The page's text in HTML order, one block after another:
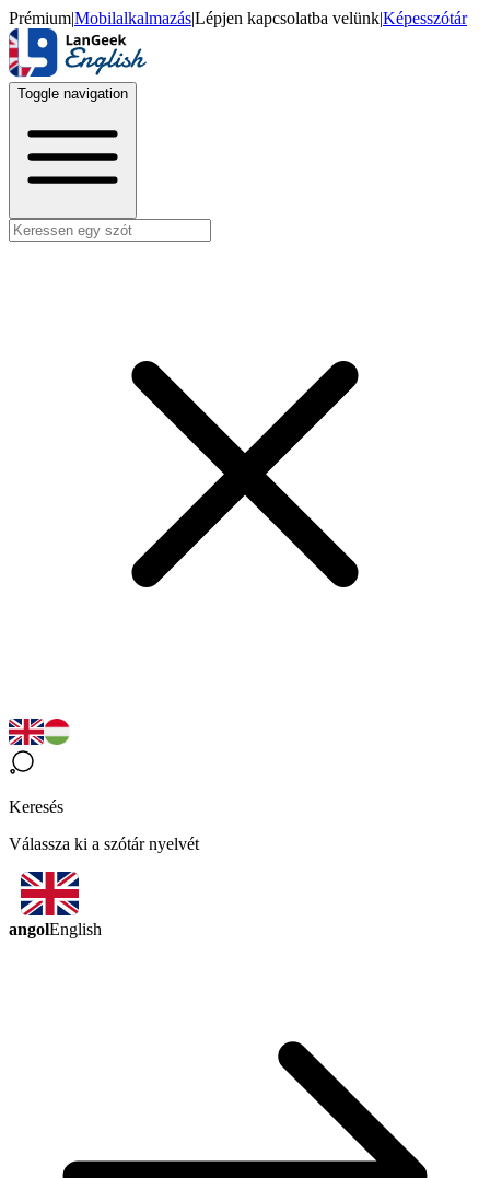
Prémium|Mobilalkalmazás|Lépjen kapcsolatba velünk|Képesszótár
Toggle navigation
Keresés
Válassza ki a szótár nyelvét
angolEnglish